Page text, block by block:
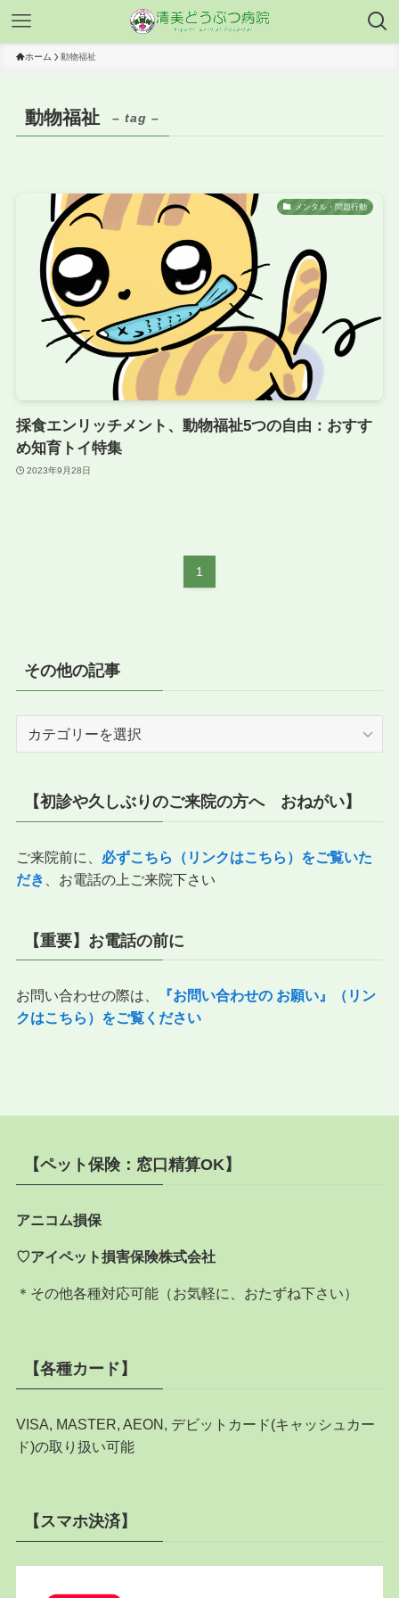
ホーム 動物福祉
動物福祉 – tag –
メンタル・問題行動
採食エンリッチメント、動物福祉5つの自由：おすす
め知育トイ特集
2023年9月28日
1
その他の記事
【初診や久しぶりのご来院の方へ おねがい】
ご来院前に、 必ずこちら（リンクはこちら）をご覧いた
だき
、お電話の上ご来院下さい
【重要】お電話の前に
お問い合わせの際は、 『お問い合わせの お願い』（リン
クはこちら）をご覧ください
【ペット保険：窓口精算OK】
アニコム損保
♡アイペット損害保険株式会社
＊その他各種対応可能（お気軽に、おたずね下さい）
【各種カード】
VISA, MASTER, AEON, デビットカード(キャッシュカー
ド)の取り扱い可能
【スマホ決済】